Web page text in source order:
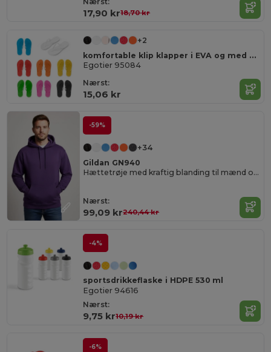
17,90 kr18,70 kr
+2
komfortable klip klapper i EVA og med PVC rem
Egotier 95084
Nærst:
15,06 kr
-59%
+34
Gildan GN940
Hættetrøje med kraftig blanding til mænd og kvinder
Nærst:
99,09 kr240,44 kr
-4%
sportsdrikkeflaske i HDPE 530 ml
Egotier 94616
Nærst:
9,75 kr10,19 kr
-6%